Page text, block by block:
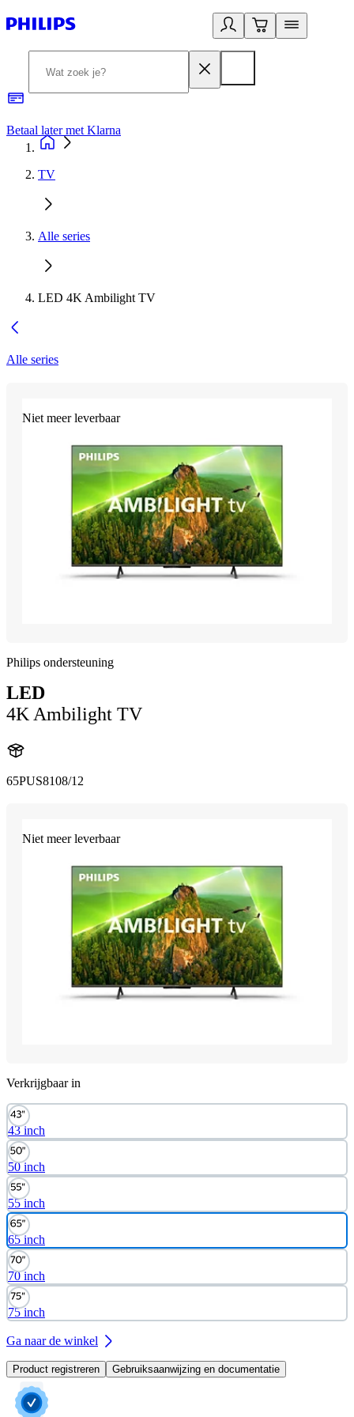
Betaal later met Klarna
TV
Alle series
LED 4K Ambilight TV
Alle series
Niet meer leverbaar
Philips ondersteuning
LED
4K Ambilight TV
65PUS8108/12
Niet meer leverbaar
Verkrijgbaar in
43 inch
50 inch
55 inch
65 inch
70 inch
75 inch
Ga naar de winkel
Product registreren Gebruiksaanwijzing en documentatie